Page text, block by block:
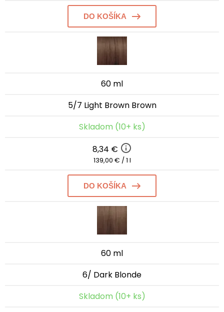
DO KOŠÍKA
60 ml
5/7 Light Brown Brown
Skladom (10+ ks)
8,34 €
139,00 € / 1 l
DO KOŠÍKA
60 ml
6/ Dark Blonde
Skladom (10+ ks)